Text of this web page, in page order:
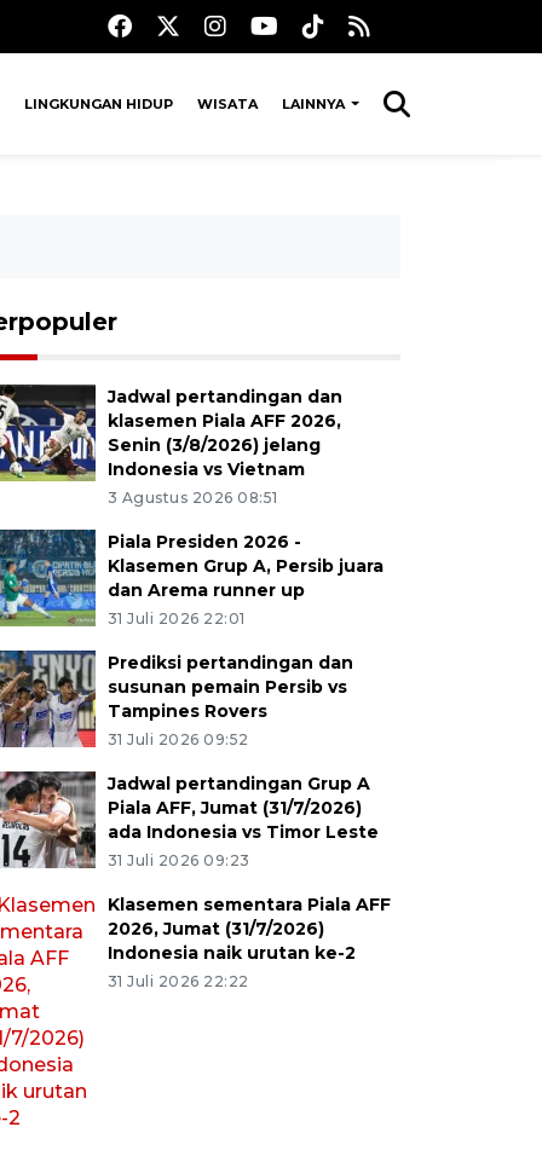
LINGKUNGAN HIDUP WISATA LAINNYA
Jadwal pertandingan dan
klasemen Piala AFF 2026,
Senin (3/8/2026) jelang
Indonesia vs Vietnam
3 Agustus 2026 08:51
Piala Presiden 2026 -
Klasemen Grup A, Persib juara
dan Arema runner up
31 Juli 2026 22:01
Prediksi pertandingan dan
susunan pemain Persib vs
Tampines Rovers
31 Juli 2026 09:52
Jadwal pertandingan Grup A
Piala AFF, Jumat (31/7/2026)
ada Indonesia vs Timor Leste
31 Juli 2026 09:23
Klasemen sementara Piala AFF
2026, Jumat (31/7/2026)
Indonesia naik urutan ke-2
31 Juli 2026 22:22